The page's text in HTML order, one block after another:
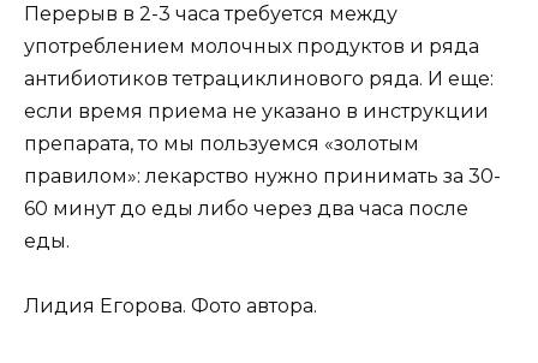
Перерыв в 2-3 часа требуется между
употреблением молочных продуктов и ряда
антибиотиков тетрациклинового ряда. И еще:
если время приема не указано в инструкции
препарата, то мы пользуемся «золотым
правилом»: лекарство нужно принимать за 30-
60 минут до еды либо через два часа после
еды.
Лидия Егорова. Фото автора.